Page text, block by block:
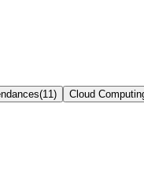
(11 ) Cloud